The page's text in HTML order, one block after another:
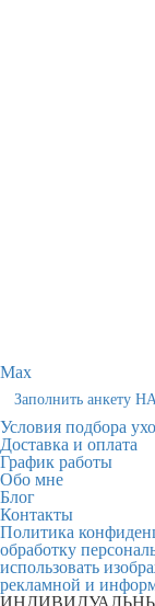
Max
Заполнить
Условия подбора
Доставка и оплата
График работы
Обо мне
Блог
Контакты
Политика
обработку
использовать
рекламной и